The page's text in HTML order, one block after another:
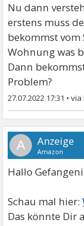
Nu dann
erstens muss
bekommst vom
Wohnung was
Dann
Problem?
27.07.2022 17:31 •
A
Hallo